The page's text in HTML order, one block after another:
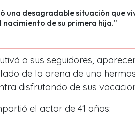
una desagradable situación que
de su primera hija."
a sus seguidores,
de la arena de una
disfrutando de sus
el actor de 41 años: